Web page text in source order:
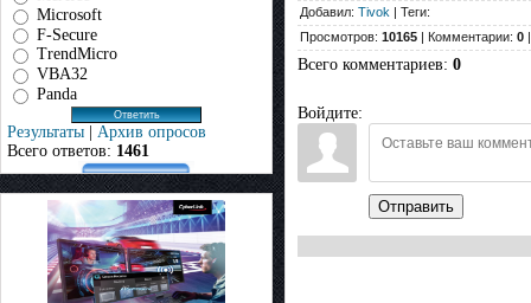
Microsoft
F-Secure
TrendMicro
VBA32
Panda
Результаты | Архив опросов
Всего ответов: 1461
Добавил: Tivok | Теги:
Просмотров: 10165 | Комментарии: 0
Всего комментариев: 0
Войдите:
Отправить